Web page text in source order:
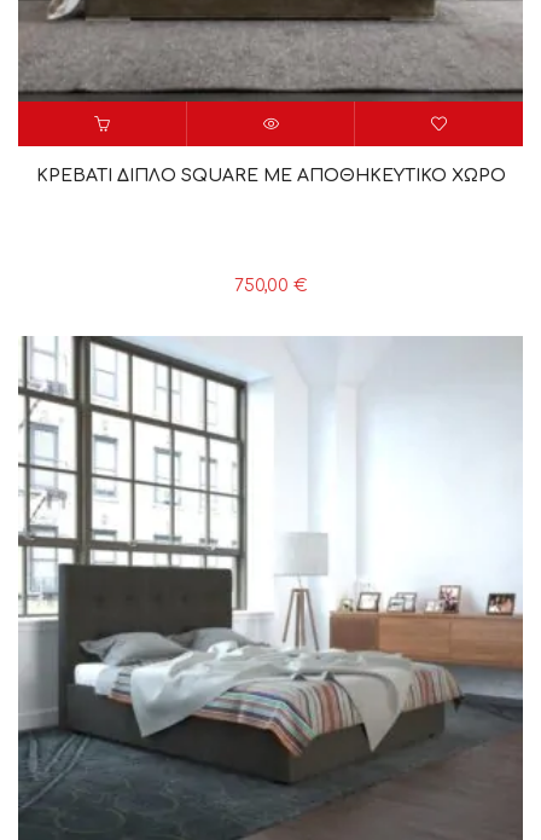
ΚΡΕΒΑΤΙ ΔΙΠΛΟ SQUARE ME ΑΠΟΘΗΚΕΥΤΙΚΟ ΧΩΡΟ
750,00 €